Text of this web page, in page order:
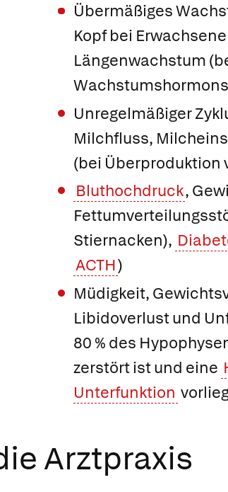
Übermäßiges
Kopf bei
Längenwachstum
Unregelmäßiger
Milchfluss,
(bei Überproduktion
Bluthochdruck,
Stiernacken),
ACTH)
Müdigkeit,
Libidoverlust und
80 % des
zerstört ist und eine
Unterfunktion
Arztpraxis